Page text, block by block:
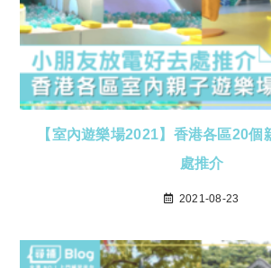
【室內遊樂場2021】香港各區20個
處推介
2021-08-23